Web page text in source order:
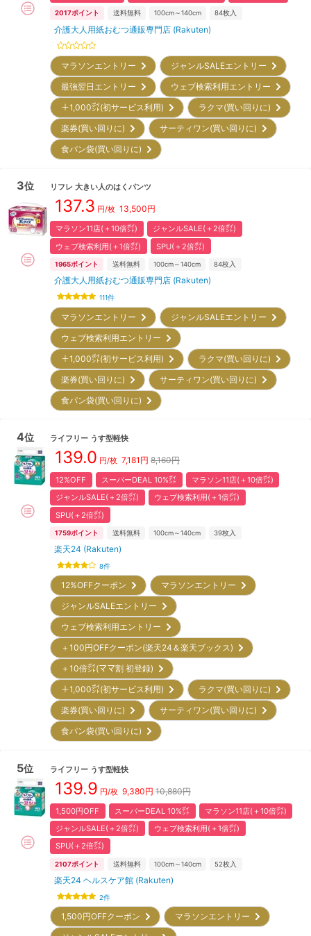
2017ポイント 送料無料 100cm～140cm 84枚入
介護大人用紙おむつ通販専門店 (Rakuten)
マラソンエントリー
ジャンルSALEエントリー
最強翌日エントリー
ウェブ検索利用エントリー
＋1,000㌽(初サービス利用)
ラクマ(買い回りに)
楽券(買い回りに)
サーティワン(買い回りに)
食パン袋(買い回りに)
3位 リフレ 大きい人のはくパンツ
137.3 円/枚 13,500円
マラソン11店(＋10倍㌽)
ジャンルSALE(＋2倍㌽)
ウェブ検索利用(＋1倍㌽)
SPU(＋2倍㌽)
1965ポイント 送料無料 100cm～140cm 84枚入
介護大人用紙おむつ通販専門店 (Rakuten)
111件
マラソンエントリー
ジャンルSALEエントリー
ウェブ検索利用エントリー
＋1,000㌽(初サービス利用)
ラクマ(買い回りに)
楽券(買い回りに)
サーティワン(買い回りに)
食パン袋(買い回りに)
4位 ライフリー うす型軽快
139.0 円/枚 7,181 円 8,160円
12%OFF スーパーDEAL 10%㌽
マラソン11店(＋10倍㌽)
ジャンルSALE(＋2倍㌽)
ウェブ検索利用(＋1倍㌽)
SPU(＋2倍㌽)
1759ポイント 送料無料 100cm～140cm 39枚入
楽天24 (Rakuten)
8件
12%OFFクーポン
マラソンエントリー
ジャンルSALEエントリー
ウェブ検索利用エントリー
＋100円OFFクーポン(楽天24＆楽天ブックス)
＋10倍㌽(ママ割 初登録)
＋1,000㌽(初サービス利用)
ラクマ(買い回りに)
楽券(買い回りに)
サーティワン(買い回りに)
食パン袋(買い回りに)
5位 ライフリー うす型軽快
139.9 円/枚 9,380円 10,880円
1,500円OFF スーパーDEAL 10%㌽
マラソン11店(＋10倍㌽)
ジャンルSALE(＋2倍㌽)
ウェブ検索利用(＋1倍㌽)
SPU(＋2倍㌽)
2107ポイント 送料無料 100cm～140cm 52枚入
楽天24 ヘルスケア館 (Rakuten)
2件
1,500円OFFクーポン
マラソンエントリー